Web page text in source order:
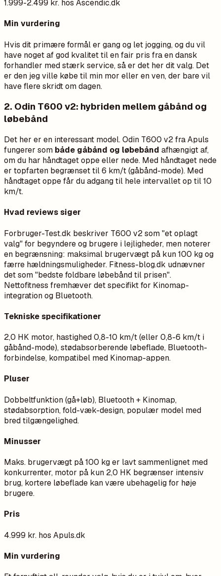
1.999-2.499 kr. hos Ascendic.dk
Min vurdering
Hvis dit primære formål er gang og let jogging, og du vil
have noget af god kvalitet til en fair pris fra en dansk
forhandler med stærk service, så er det her dit valg. Det
er den jeg ville købe til min mor eller en ven, der bare vil
have flere skridt om dagen.
2. Odin T600 v2: hybriden mellem gåbånd og
løbebånd
Det her er en interessant model. Odin T600 v2 fra Apuls
fungerer som både gåbånd og løbebånd afhængigt af,
om du har håndtaget oppe eller nede. Med håndtaget nede
er topfarten begrænset til 6 km/t (gåbånd-mode). Med
håndtaget oppe får du adgang til hele intervallet op til 10
km/t.
Hvad reviews siger
Forbruger-Test.dk beskriver T600 v2 som "et oplagt
valg" for begyndere og brugere i lejligheder, men noterer
en begrænsning: maksimal brugervægt på kun 100 kg og
færre hældningsmuligheder. Fitness-blog.dk udnævner
det som "bedste foldbare løbebånd til prisen".
Nettofitness fremhæver det specifikt for Kinomap-
integration og Bluetooth.
Tekniske specifikationer
2,0 HK motor, hastighed 0,8-10 km/t (eller 0,8-6 km/t i
gåbånd-mode), stødabsorberende løbeflade, Bluetooth-
forbindelse, kompatibel med Kinomap-appen.
Pluser
Dobbeltfunktion (gå+løb), Bluetooth + Kinomap,
stødabsorption, fold-væk-design, populær model med
bred tilgængelighed.
Minusser
Maks. brugervægt på 100 kg er lavt sammenlignet med
konkurrenter, motor på kun 2,0 HK begrænser intensiv
brug, kortere løbeflade kan være ubehagelig for høje
brugere.
Pris
4.999 kr. hos Apuls.dk
Min vurdering